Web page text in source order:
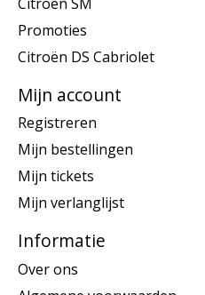
Promoties
Citroën DS Cabriolet
Mijn account
Registreren
Mijn bestellingen
Mijn tickets
Mijn verlanglijst
Informatie
Over ons